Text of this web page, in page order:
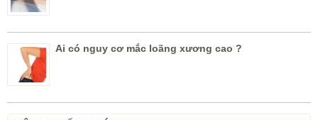
Ai có nguy cơ mắc loãng xương cao ?